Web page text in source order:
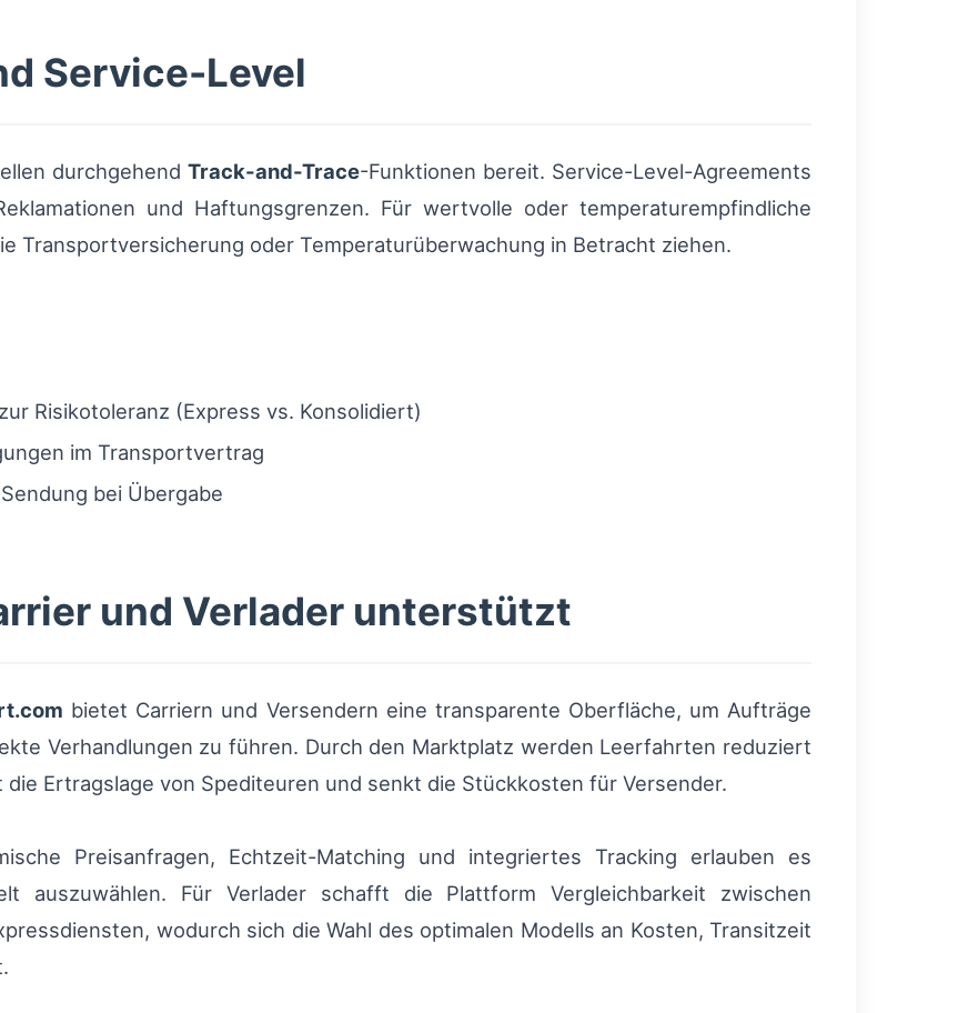
Service-Level
durchgehend Track-and-Trace-Funktionen bereit. Service-Level-Agreements
und Haftungsgrenzen. Für wertvolle oder temperaturempfindliche
Transportversicherung oder Temperaturüberwachung in Betracht ziehen.
Risikotoleranz (Express vs. Konsolidiert)
im Transportvertrag
bei Übergabe
und Verlader unterstützt
bietet Carriern und Versendern eine transparente Oberfläche, um Aufträge
Verhandlungen zu führen. Durch den Marktplatz werden Leerfahrten reduziert
Ertragslage von Spediteuren und senkt die Stückkosten für Versender.
Preisanfragen, Echtzeit-Matching und integriertes Tracking erlauben es
auszuwählen. Für Verlader schafft die Plattform Vergleichbarkeit zwischen
wodurch sich die Wahl des optimalen Modells an Kosten, Transitzeit